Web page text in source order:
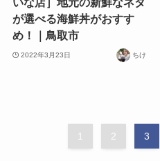
が選べる海鮮丼がおすす
め！｜鳥取市
2022年3月23日 ちけ
1 2 3